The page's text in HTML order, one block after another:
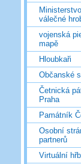
válečné
vojenská
mapě
Hloubkaři
Občanské
Četnická
Praha
Památník
Osobní
partnerů
Virtuální